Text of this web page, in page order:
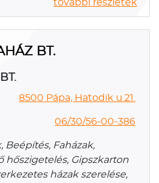
további részletek
BT.
8500 Pápa, Hatodik u.21.
06/30/56-00-386
Beépítés, Faházak,
hőszigetelés, Gipszkarton
házak szerelése,